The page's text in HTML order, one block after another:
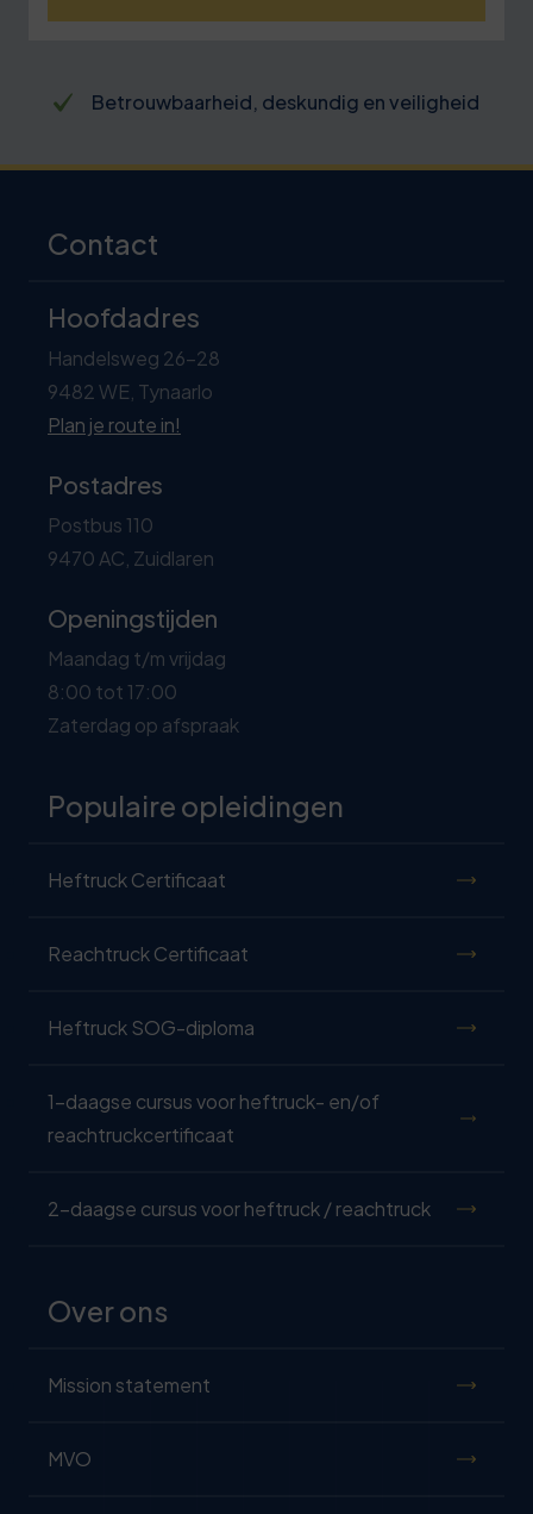
Betrouwbaarheid, deskundig en veiligheid
Contact
Hoofdadres
Handelsweg 26-28
9482 WE, Tynaarlo
Plan je route in!
Postadres
Postbus 110
9470 AC, Zuidlaren
Openingstijden
Maandag t/m vrijdag
8:00 tot 17:00
Zaterdag op afspraak
Populaire opleidingen
Heftruck Certificaat
Reachtruck Certificaat
Heftruck SOG-diploma
1-daagse cursus voor heftruck- en/of
reachtruckcertificaat
2-daagse cursus voor heftruck / reachtruck
Over ons
Mission statement
MVO